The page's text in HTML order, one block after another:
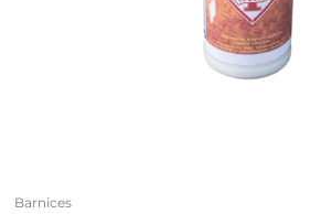
Barnices